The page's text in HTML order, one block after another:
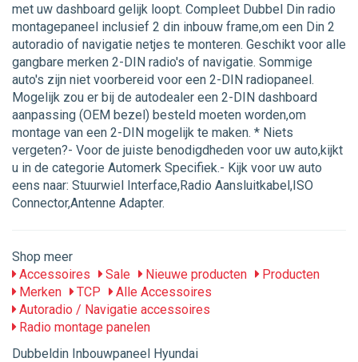
met uw dashboard gelijk loopt. Compleet Dubbel Din radio
montagepaneel inclusief 2 din inbouw frame,om een Din 2
autoradio of navigatie netjes te monteren. Geschikt voor alle
gangbare merken 2-DIN radio's of navigatie. Sommige
auto's zijn niet voorbereid voor een 2-DIN radiopaneel.
Mogelijk zou er bij de autodealer een 2-DIN dashboard
aanpassing (OEM bezel) besteld moeten worden,om
montage van een 2-DIN mogelijk te maken. * Niets
vergeten?- Voor de juiste benodigdheden voor uw auto,kijkt
u in de categorie Automerk Specifiek.- Kijk voor uw auto
eens naar: Stuurwiel Interface,Radio Aansluitkabel,ISO
Connector,Antenne Adapter.
Shop meer
Accessoires
Sale Nieuwe producten
Producten
Merken
TCP
Alle Accessoires
Autoradio / Navigatie accessoires
Radio montage panelen
Dubbeldin Inbouwpaneel Hyundai